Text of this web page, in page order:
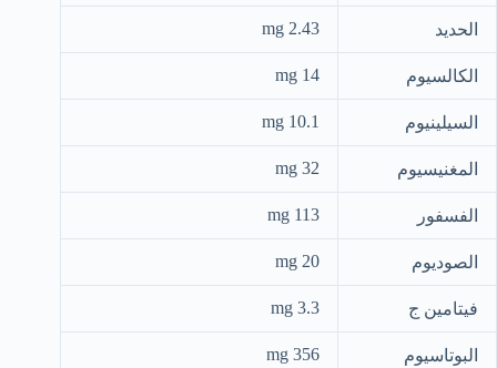
الحديد 2.43 mg
الكالسيوم 14 mg
السيلينيوم 10.1 mg
المغنيسيوم 32 mg
الفسفور 113 mg
الصوديوم 20 mg
فيتامين ج 3.3 mg
البوتاسيوم 356 mg